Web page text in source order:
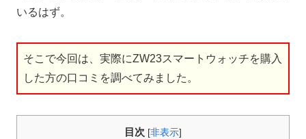
いるはず。
そこで今回は、実際にZW23スマートウォッチを購入
した方の口コミを調べてみました。
目次 [非表示]